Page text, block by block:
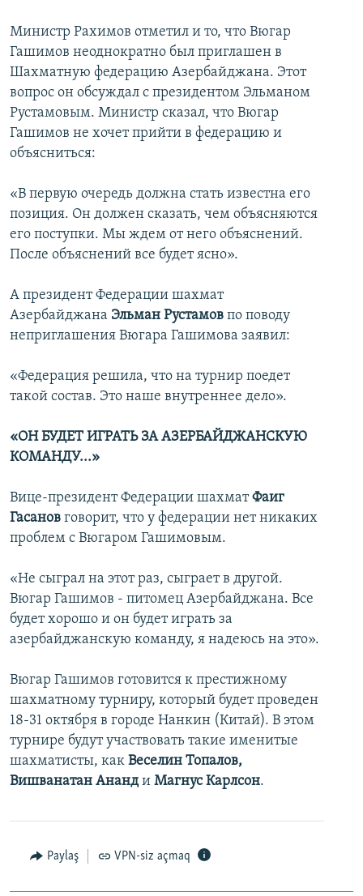
Министр Рахимов отметил и то, что Вюгар
Гашимов неоднократно был приглашен в
Шахматную федерацию Азербайджана. Этот
вопрос он обсуждал с президентом Эльманом
Рустамовым. Министр сказал, что Вюгар
Гашимов не хочет прийти в федерацию и
объясниться:
«В первую очередь должна стать известна его
позиция. Он должен сказать, чем объясняются
его поступки. Мы ждем от него объяснений.
После объяснений все будет ясно».
А президент Федерации шахмат
Азербайджана Эльман Рустамов по поводу
неприглашения Вюгара Гашимова заявил:
«Федерация решила, что на турнир поедет
такой состав. Это наше внутреннее дело».
«ОН БУДЕТ ИГРАТЬ ЗА АЗЕРБАЙДЖАНСКУЮ
КОМАНДУ...»
Вице-президент Федерации шахматФаиг
Гасанов говорит, что у федерации нет никаких
проблем с Вюгаром Гашимовым.
«Не сыграл на этот раз, сыграет в другой.
Вюгар Гашимов - питомец Азербайджана. Все
будет хорошо и он будет играть за
азербайджанскую команду, я надеюсь на это».
Вюгар Гашимов готовится к престижному
шахматному турниру, который будет проведен
18-31 октября в городе Нанкин (Китай). В этом
турнире будут участвовать такие именитые
шахматисты, как Веселин Топалов,
Вишванатан Ананди Магнус Карлсон.
Paylaş VPN-siz açmaq